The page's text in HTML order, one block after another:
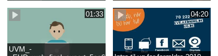
01:33
UVM_-
04:20